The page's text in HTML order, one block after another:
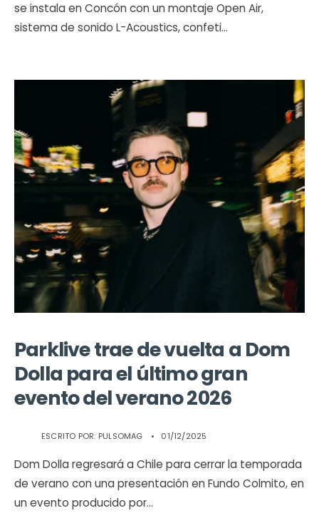
se instala en Concón con un montaje Open Air,
sistema de sonido L-Acoustics, confeti...
Parklive trae de vuelta a Dom
Dolla para el último gran
evento del verano 2026
ESCRITO POR: PULSOMAG • 01/12/2025
Dom Dolla regresará a Chile para cerrar la temporada
de verano con una presentación en Fundo Colmito, en
un evento producido por...